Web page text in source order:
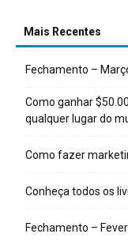
Mais Recentes
Fechamento –
Como ganhar
qualquer lugar do
Como fazer
Conheça todos os
Fechamento –